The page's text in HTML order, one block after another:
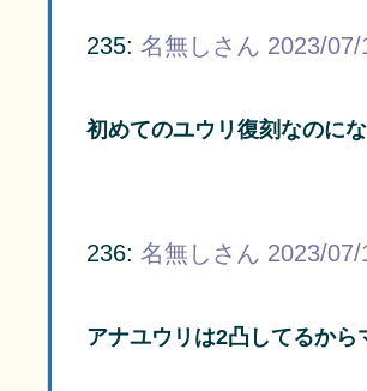
235: 名無しさん 2023/
初めてのユウリ復刻なのに
236: 名無しさん 2023/
アナユウリは2凸してるから